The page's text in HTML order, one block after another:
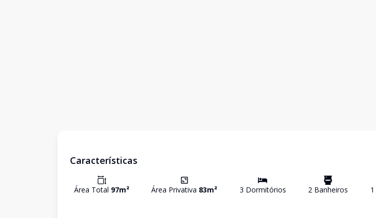
Características
Área Total 97m² Área Privativa 83m² 3 Dormitórios 2 Banheiros 1